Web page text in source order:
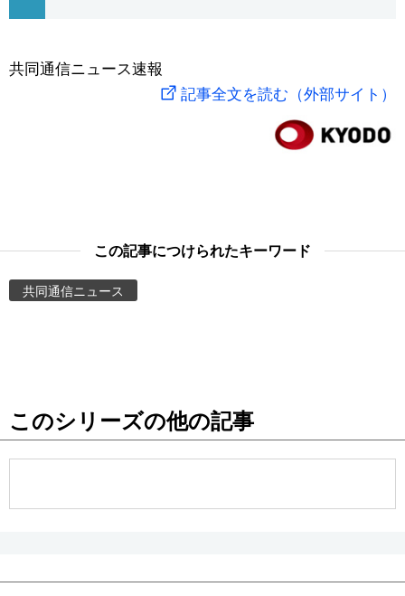
社会
旅と暮らし
東京
科学・技術
暮らし
共同通信ニュース速報
記事全文を読む（外部サイト）
この記事につけられたキーワード
共同通信ニュース
このシリーズの他の記事